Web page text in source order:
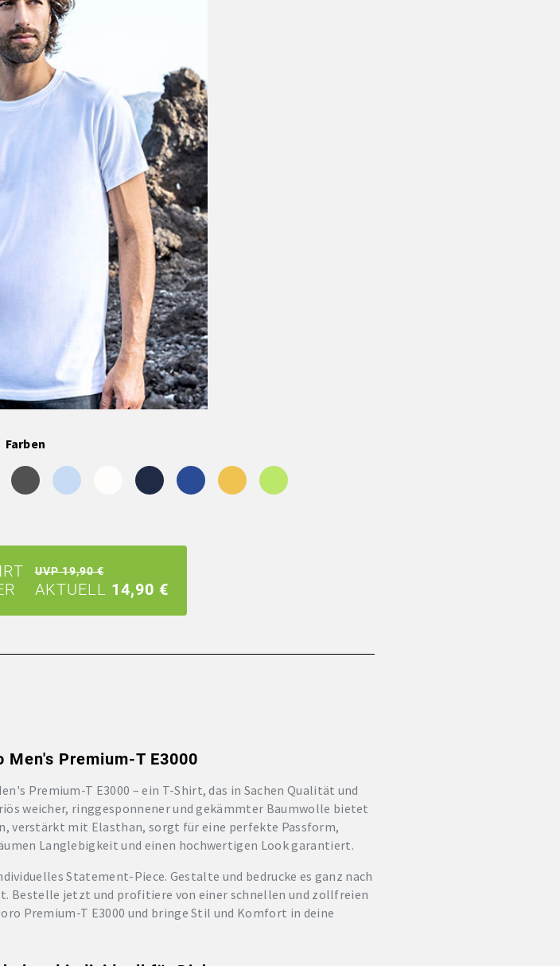
Farben
UVP 19,90 €
AKTUELL 14,90 €
Premium-T E3000
Premium-T E3000 – ein T-Shirt, das in Sachen Qualität und
weicher, ringgesponnener und gekämmter Baumwolle bietet
verstärkt mit Elasthan, sorgt für eine perfekte Passform,
Langlebigkeit und einen hochwertigen Look garantiert.
Statement-Piece. Gestalte und bedrucke es ganz nach
Bestelle jetzt und profitiere von einer schnellen und zollfreien
Premium-T E3000 und bringe Stil und Komfort in deine